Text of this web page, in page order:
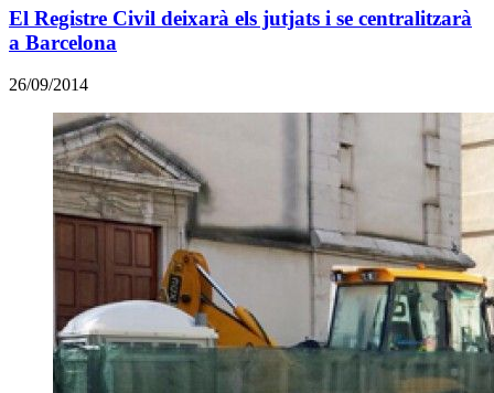
El Registre Civil deixarà els jutjats i se centralitzarà
a Barcelona
26/09/2014